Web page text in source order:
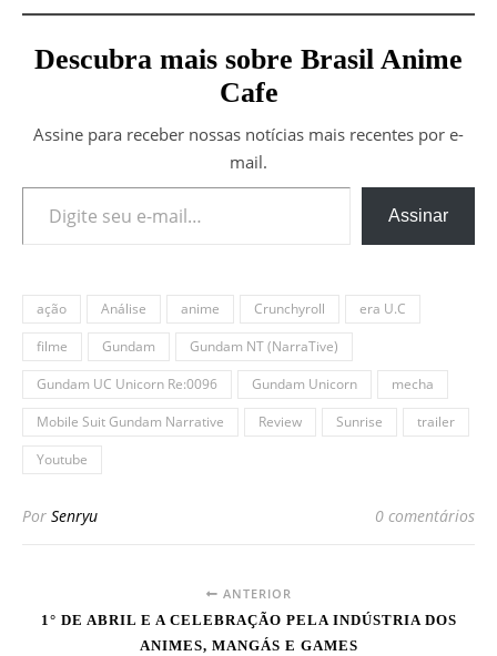
Descubra mais sobre Brasil Anime
Cafe
Assine para receber nossas notícias mais recentes por e-
mail.
Digite seu e-mail…
Assinar
ação Análise anime Crunchyroll
era U.C
filme
Gundam
Gundam NT (NarraTive)
Gundam UC Unicorn Re:0096
Gundam Unicorn
mecha
Mobile Suit Gundam Narrative
Review Sunrise
trailer
Youtube
Por Senryu 0 comentários
ANTERIOR
1° DE ABRIL E A CELEBRAÇÃO PELA INDÚSTRIA DOS
ANIMES, MANGÁS E GAMES